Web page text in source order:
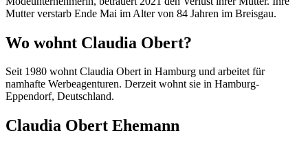
Mutter verstarb Ende Mai im Alter von 84 Jahren im Breisgau.
Wo wohnt Claudia Obert?
Seit 1980 wohnt Claudia Obert in Hamburg und arbeitet für
namhafte Werbeagenturen. Derzeit wohnt sie in Hamburg-
Eppendorf, Deutschland.
Claudia Obert Ehemann